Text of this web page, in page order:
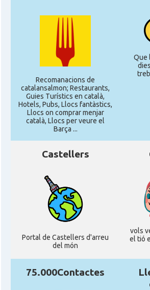
Recomanacions de
catalansalmon; Restaurants,
Guies Turístics en català,
Hotels, Pubs, Llocs fantàstics,
Llocs on comprar menjar
català, Llocs per veure el
Barça ...
Que
Castellers
Portal de Castellers d'arreu
del món
vols
el tió
75.000Contactes